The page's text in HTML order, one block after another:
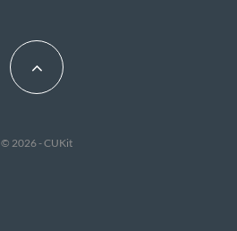
© 2026 - CUKit